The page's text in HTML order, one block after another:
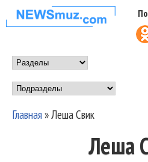
Перейти к
НОВОСТИ
МУЗЫКИ И
ШОУ БИЗНЕСА
NEWSMUZ.COM
Main menu
Подразделы
Главная»Леша Свик
Леша